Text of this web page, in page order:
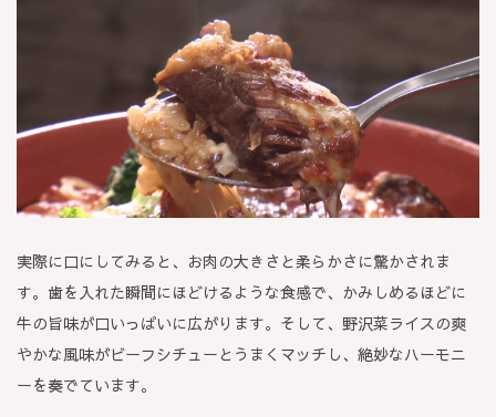
実際に口にしてみると、お肉の大きさと柔らかさに驚かされま
す。歯を入れた瞬間にほどけるような食感で、かみしめるほどに
牛の旨味が口いっぱいに広がります。そして、野沢菜ライスの爽
やかな風味がビーフシチューとうまくマッチし、絶妙なハーモニ
ーを奏でています。